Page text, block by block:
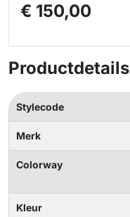
€ 150,00
Productdetails
Stylecode
Merk
Colorway
Kleur